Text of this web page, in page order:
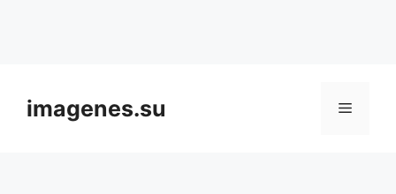
contentimagenes.su Menu